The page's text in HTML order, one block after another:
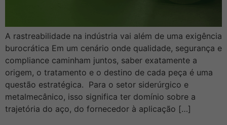
A rastreabilidade na indústria vai além de uma exigência
burocrática Em um cenário onde qualidade, segurança e
compliance caminham juntos, saber exatamente a
origem, o tratamento e o destino de cada peça é uma
questão estratégica. Para o setor siderúrgico e
metalmecânico, isso significa ter domínio sobre a
trajetória do aço, do fornecedor à aplicação […]